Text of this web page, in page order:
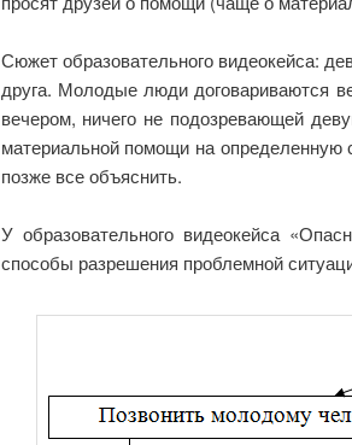
Сюжет образовательного видеокейса:
друга. Молодые люди договариваются
вечером, ничего не подозревающей
материальной помощи на определенную
позже все объяснить.
У образовательного видеокейса
способы разрешения проблемной